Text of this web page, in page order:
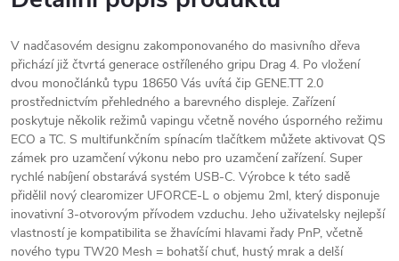
V nadčasovém designu zakomponovaného do masivního dřeva
přichází již čtvrtá generace ostříleného gripu Drag 4. Po vložení
dvou monočlánků typu 18650 Vás uvítá čip GENE.TT 2.0
prostřednictvím přehledného a barevného displeje. Zařízení
poskytuje několik režimů vapingu včetně nového úsporného režimu
ECO a TC. S multifunkčním spínacím tlačítkem můžete aktivovat QS
zámek pro uzamčení výkonu nebo pro uzamčení zařízení. Super
rychlé nabíjení obstarává systém USB-C. Výrobce k této sadě
přidělil nový clearomizer UFORCE-L o objemu 2ml, který disponuje
inovativní 3-otvorovým přívodem vzduchu. Jeho uživatelsky nejlepší
vlastností je kompatibilita se žhavícími hlavami řady PnP, včetně
nového typu TW20 Mesh = bohatší chuť, hustý mrak a delší